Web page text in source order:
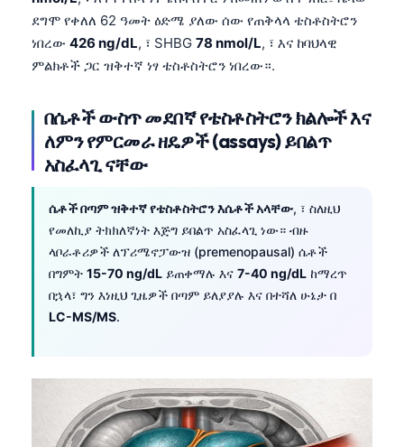
ደግሞ የቀለለ 62 ዓመት ዕድሜ ያለው ሰው የጠቅላላ ቴስቶስትሮን
ነበረው 426 ng/dL, ፣ SHBG 78 nmol/L, ፣ እና ከባህላዊ
ምልክቶች ጋር ዝቅተኛ ነፃ ቴስቶስትሮን ነበረው።.
በሴቶች ውስጥ መደበኛ የቴስቶስትሮን ክልሎች እና
ለምን የምርመራ ዘዴዎች (assays) ይበልጥ
አስፈላጊ ናቸው
ሴቶች በጣም ዝቅተኛ የቴስቶስትሮን እሴቶች አላቸው, ፣ ስለዚህ
የመለኪያ ትክክለኛነት እጅግ ይበልጥ አስፈላጊ ነው። ብዙ
ላቦራቶሪዎች ለፕሪሜኖፓውዝ (premenopausal) ሴቶች
በግምት 15-70 ng/dL ይጠቀማሉ እና 7-40 ng/dL ከማረጥ
በኋላ፣ ግን እነዚህ ጊዜዎች በጣም ይለያያሉ እና በተሻለ ሁኔታ በ
LC-MS/MS.